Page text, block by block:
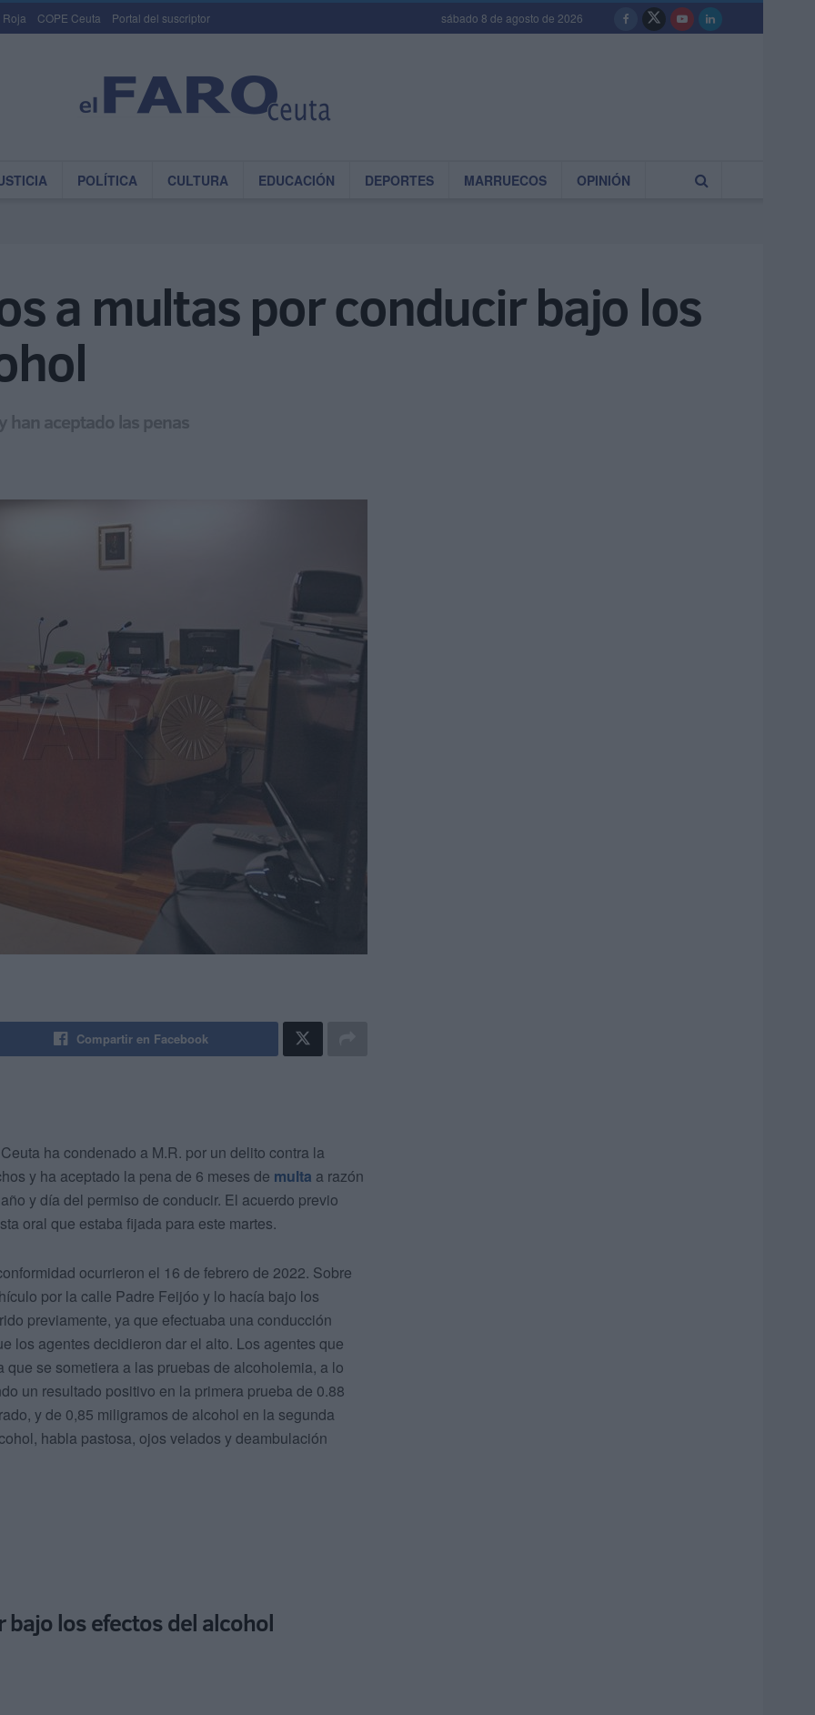
Roja COPE Ceuta Portal del suscriptor sábado 8 de agosto de 2026
POLÍTICA CULTURA EDUCACIÓN DEPORTES MARRUECOS OPINIÓN
a multas por conducir bajo los
han aceptado las penas
Compartir en Facebook
ha condenado a M.R. por un delito contra la
y ha aceptado la pena de 6 meses de multa a razón
y día del permiso de conducir. El acuerdo previo
oral que estaba fijada para este martes.
ocurrieron el 16 de febrero de 2022. Sobre
por la calle Padre Feijóo y lo hacía bajo los
previamente, ya que efectuaba una conducción
los agentes decidieron dar el alto. Los agentes que
se sometiera a las pruebas de alcoholemia, a lo
un resultado positivo en la primera prueba de 0.88
y de 0,85 miligramos de alcohol en la segunda
habla pastosa, ojos velados y deambulación
los efectos del alcohol